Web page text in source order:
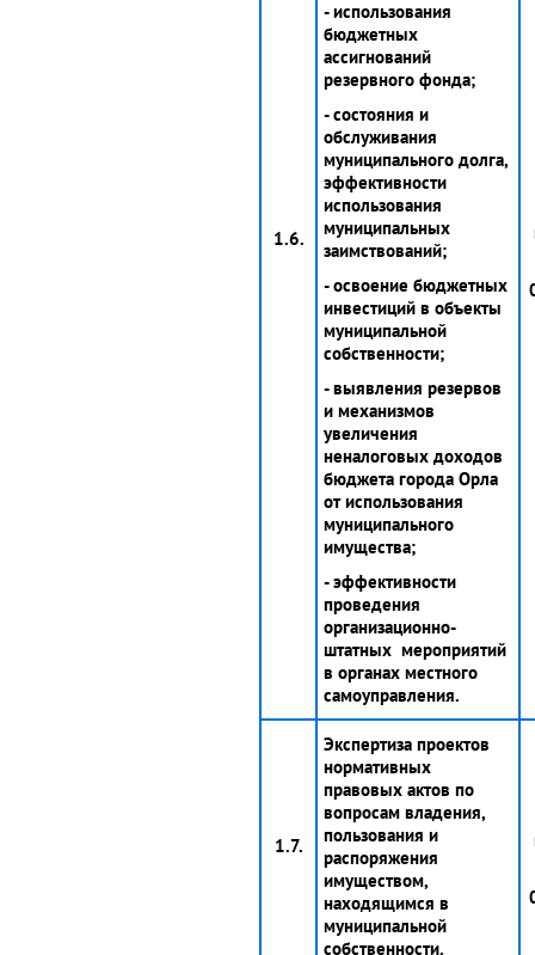
1.6.
- использования
бюджетных
ассигнований
резервного фонда;
- состояния и
обслуживания
муниципального долга,
эффективности
использования
муниципальных
заимствований;
- освоение бюджетных
инвестиций в объекты
муниципальной
собственности;
- выявления резервов
и механизмов
увеличения
неналоговых доходов
бюджета города Орла
от использования
муниципального
имущества;
- эффективности
проведения
организационно-
штатных мероприятий
в органах местного
самоуправления.
1.7.
Экспертиза проектов
нормативных
правовых актов по
вопросам владения,
пользования и
распоряжения
имуществом,
находящимся в
муниципальной
собственности.